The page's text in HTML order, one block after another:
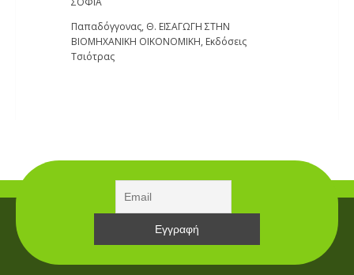
Παπαδόγγονας, Θ. ΕΙΣΑΓΩΓΗ ΣΤΗΝ
ΒΙΟΜΗΧΑΝΙΚΗ ΟΙΚΟΝΟΜΙΚΗ, Εκδόσεις
Τσιότρας